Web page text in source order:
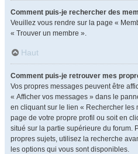
Comment puis-je rechercher des
Veuillez vous rendre sur la page «
« Trouver un membre ».
Haut
Comment puis-je retrouver mes
Vos propres messages peuvent être
« Afficher vos messages » dans le
en cliquant sur le lien « Rechercher les
page de votre propre profil ou soit en
situé sur la partie supérieure du forum.
propres sujets, utilisez la recherche
les options qui vous sont disponibles.